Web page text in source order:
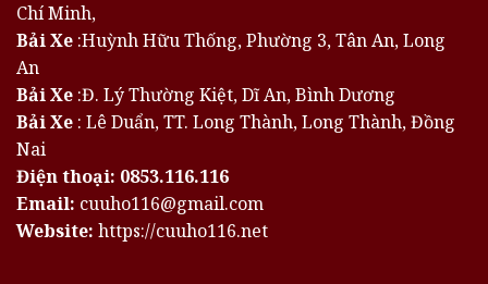
Chí Minh,
Bải Xe :Huỳnh Hữu Thống, Phường 3, Tân An, Long
An
Bải Xe :Đ. Lý Thường Kiệt, Dĩ An, Bình Dương
Bải Xe : Lê Duẩn, TT. Long Thành, Long Thành, Đồng
Nai
Điện thoại: 0853.116.116
Email: cuuho116@gmail.com
Website: https://cuuho116.net